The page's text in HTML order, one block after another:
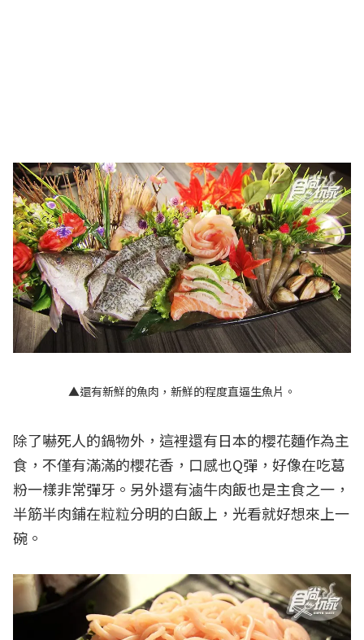
▲還有新鮮的魚肉，新鮮的程度直逼生魚片。
除了嚇死人的鍋物外，這裡還有日本的櫻花麵作為主
食，不僅有滿滿的櫻花香，口感也Q彈，好像在吃葛
粉一樣非常彈牙。另外還有滷牛肉飯也是主食之一，
半筋半肉鋪在粒粒分明的白飯上，光看就好想來上一
碗。